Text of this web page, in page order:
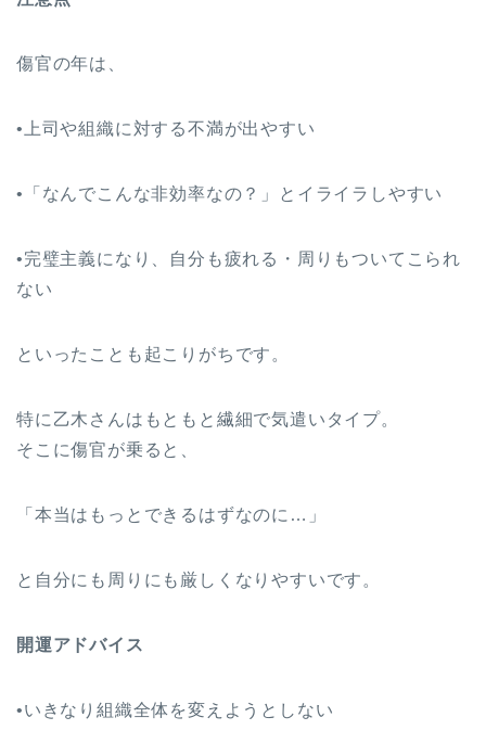
傷官の年は、
•上司や組織に対する不満が出やすい
•「なんでこんな非効率なの？」とイライラしやすい
•完璧主義になり、自分も疲れる・周りもついてこられ
ない
といったことも起こりがちです。
特に乙木さんはもともと繊細で気遣いタイプ。
そこに傷官が乗ると、
「本当はもっとできるはずなのに…」
と自分にも周りにも厳しくなりやすいです。
開運アドバイス
•いきなり組織全体を変えようとしない